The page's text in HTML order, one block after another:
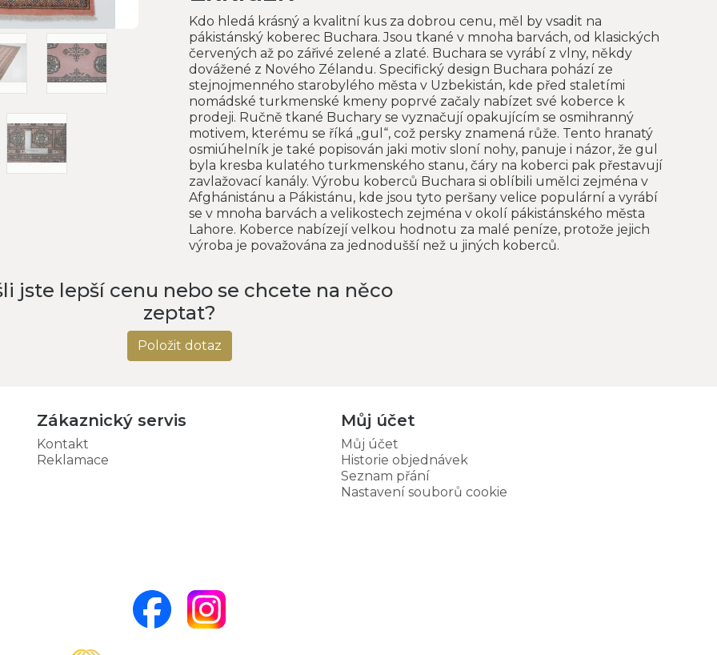
Kdo hledá krásný a kvalitní kus za dobrou cenu, měl by vsadit na
pákistánský koberec Buchara. Jsou tkané v mnoha barvách, od klasických
červených až po zářivé zelené a zlaté. Buchara se vyrábí z vlny, někdy
dovážené z Nového Zélandu. Specifický design Buchara pohází ze
stejnojmenného starobylého města v Uzbekistán, kde před staletími
nomádské turkmenské kmeny poprvé začaly nabízet své koberce k
prodeji. Ručně tkané Buchary se vyznačují opakujícím se osmihranný
motivem, kterému se říká „gul“, což persky znamená růže. Tento hranatý
osmiúhelník je také popisován jaki motiv sloní nohy, panuje i názor, že gul
byla kresba kulatého turkmenského stanu, čáry na koberci pak přestavují
zavlažovací kanály. Výrobu koberců Buchara si oblíbili umělci zejména v
Afghánistánu a Pákistánu, kde jsou tyto peršany velice populární a vyrábí
se v mnoha barvách a velikostech zejména v okolí pákistánského města
Lahore. Koberce nabízejí velkou hodnotu za malé peníze, protože jejich
výroba je považována za jednodušší než u jiných koberců.
jste lepší cenu nebo se chcete na něco
zeptat?
Položit dotaz
Zákaznický servis
Kontakt
Reklamace
Můj účet
Můj účet
Historie objednávek
Seznam přání
Nastavení souborů cookie